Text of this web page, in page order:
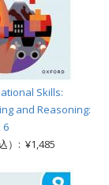
Skills:
and Reasoning:
6
）: ¥1,485